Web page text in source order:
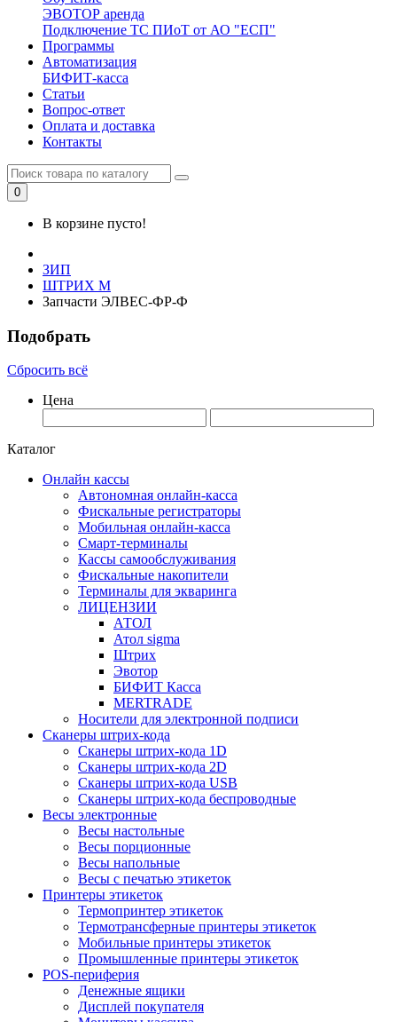
ЭВОТОР аренда
Подключение ТС ПИоТ от АО "ЕСП"
Программы
Автоматизация
БИФИТ-касса
Статьи
Вопрос-ответ
Оплата и доставка
Контакты
0
В корзине пусто!
ЗИП
ШТРИХ М
Запчасти ЭЛВЕС-ФР-Ф
Подобрать
Сбросить всё
Цена
Каталог
Онлайн кассы
Автономная онлайн-касса
Фискальные регистраторы
Мобильная онлайн-касса
Смарт-терминалы
Кассы самообслуживания
Фискальные накопители
Терминалы для экваринга
ЛИЦЕНЗИИ
АТОЛ
Атол sigma
Штрих
Эвотор
БИФИТ Касса
MERTRADE
Носители для электронной подписи
Сканеры штрих-кода
Сканеры штрих-кода 1D
Сканеры штрих-кода 2D
Сканеры штрих-кода USB
Сканеры штрих-кода беспроводные
Весы электронные
Весы настольные
Весы порционные
Весы напольные
Весы с печатью этикеток
Принтеры этикеток
Термопринтер этикеток
Термотрансферные принтеры этикеток
Мобильные принтеры этикеток
Промышленные принтеры этикеток
POS-периферия
Денежные ящики
Дисплей покупателя